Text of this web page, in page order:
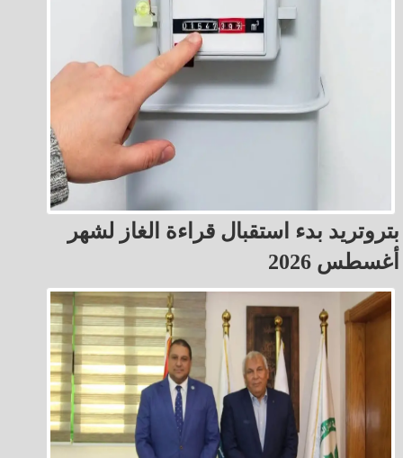
بتروتريد بدء استقبال قراءة الغاز لشهر
أغسطس 2026